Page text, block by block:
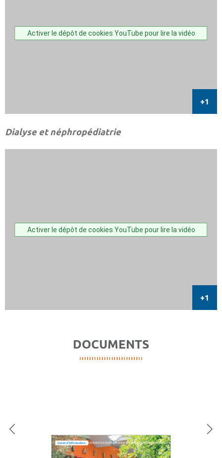
Activer le dépôt de cookies YouTube pour lire la vidéo
Dialyse et néphropédiatrie
Activer le dépôt de cookies YouTube pour lire la vidéo
DOCUMENTS